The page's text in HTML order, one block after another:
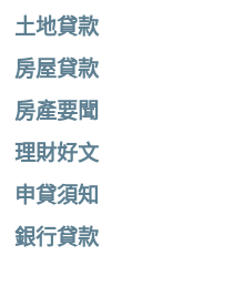
土地貸款
房屋貸款
房產要聞
理財好文
申貸須知
銀行貸款